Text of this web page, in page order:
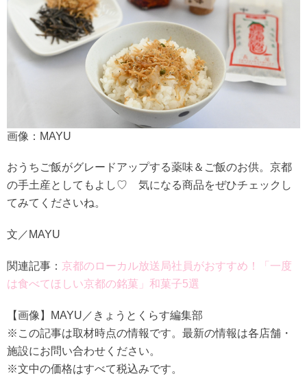
画像：MAYU
おうちご飯がグレードアップする薬味＆ご飯のお供。京都
の手土産としてもよし♡ 気になる商品をぜひチェックし
てみてくださいね。
文／MAYU
関連記事： 京都のローカル放送局社員がおすすめ！「一度
は食べてほしい京都の銘菓」和菓子5選
【画像】MAYU／きょうとくらす編集部
※この記事は取材時点の情報です。最新の情報は各店舗・
施設にお問い合わせください。
※文中の価格はすべて税込みです。